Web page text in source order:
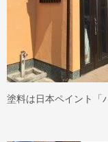
塗料は日本ペイント「